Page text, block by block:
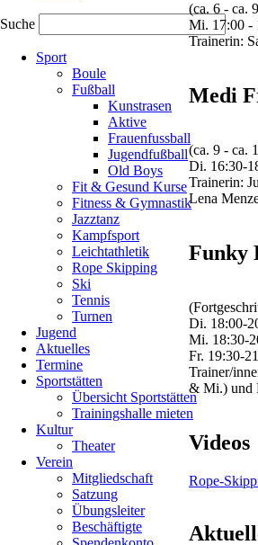
Suche
überspringen
Sport
Boule
Fußball
Kunstrasen
Aktive
Frauenfussball
Jugendfußball
Old Boys
Fit & Gesund Kurse
Fitness & Gymnastik
Jazztanz
Kampfsport
Leichtathletik
Rope Skipping
Ski
Tennis
Turnen
Jugend
Aktuelles
Termine
Sportstätten
Übersicht Sportstätten
Trainingshalle mieten
Kultur
Theater
Verein
Mitgliedschaft
Satzung
Übungsleiter
Beschäftigte
gemeldet,
gestartet
sind
Der
Cup
richtet
sich
an
Springer
der
aus
drei
sowie
einer
selbst
Bereits
letzten
(ca. 6 - ca.
Mi. 17:00 -
Trainerin:
Medi
(ca. 9 - ca.
Di. 16:30-
Trainerin:
Lena
Funky
Di. 18:00-
Mi. 18:30-
Fr. 19:30-
Trainer/
& Mi.) und
Videos
Rope-